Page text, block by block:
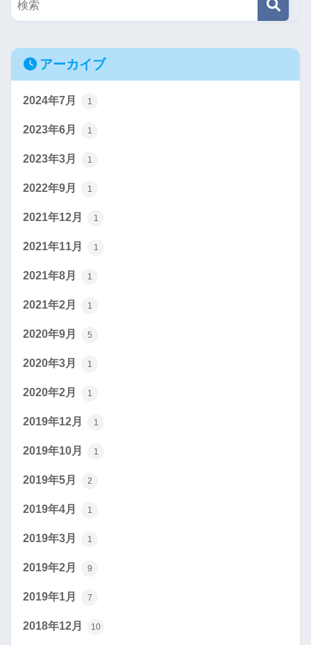
アーカイブ
2024年7月 1
2023年6月 1
2023年3月 1
2022年9月 1
2021年12月 1
2021年11月 1
2021年8月 1
2021年2月 1
2020年9月 5
2020年3月 1
2020年2月 1
2019年12月 1
2019年10月 1
2019年5月 2
2019年4月 1
2019年3月 1
2019年2月 9
2019年1月 7
2018年12月 10